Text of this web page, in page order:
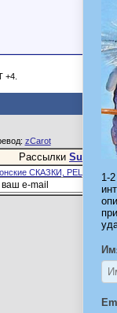
1-
+4.
zCarot
Рассылки
СКАЗКИ, РЕЦЕПТЫ